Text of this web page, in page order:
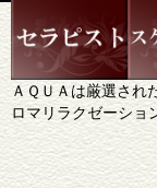
ＡＱＵＡは厳選され
ロマリラクゼーショ